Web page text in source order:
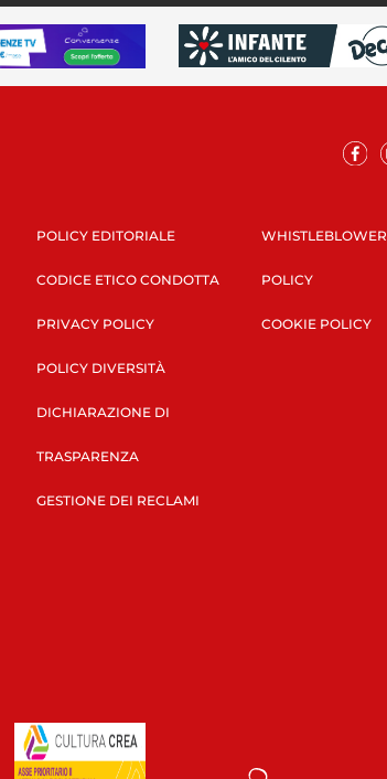
POLICY EDITORIALE
CODICE ETICO CONDOTTA
PRIVACY POLICY
POLICY DIVERSITÀ
DICHIARAZIONE DI
TRASPARENZA
GESTIONE DEI RECLAMI
WHISTLEBLOWER
POLICY
COOKIE POLICY